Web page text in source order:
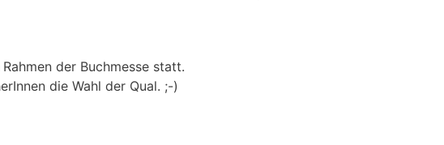
Rahmen der Buchmesse statt.
die Wahl der Qual. ;-)